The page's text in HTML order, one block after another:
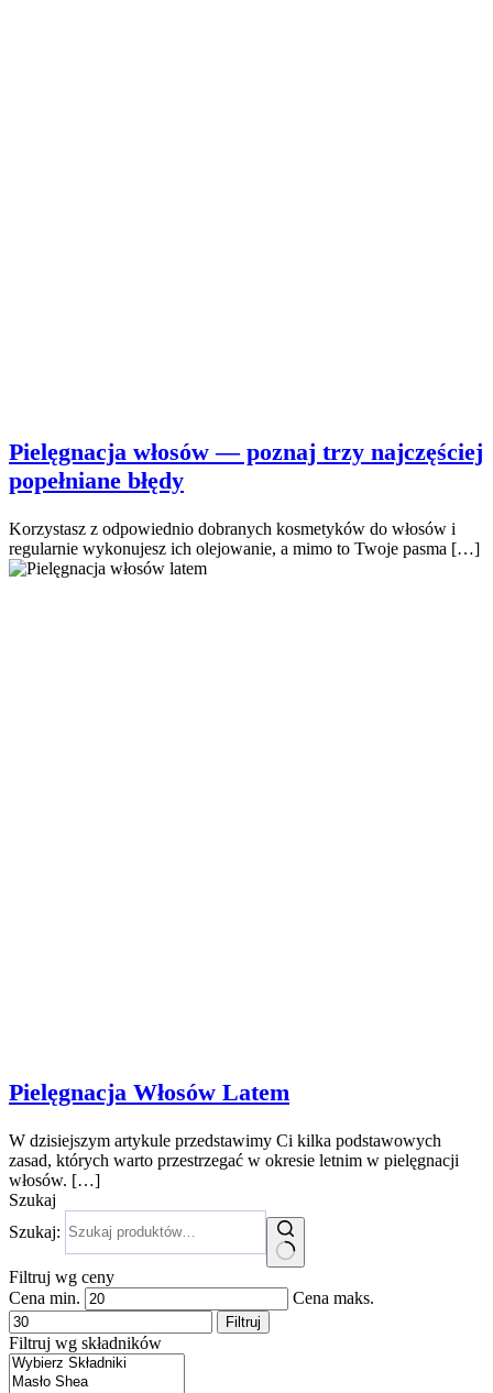
Pielęgnacja włosów — poznaj trzy najczęściej
popełniane błędy
Korzystasz z odpowiednio dobranych kosmetyków do włosów i
regularnie wykonujesz ich olejowanie, a mimo to Twoje pasma […]
Pielęgnacja Włosów Latem
W dzisiejszym artykule przedstawimy Ci kilka podstawowych
zasad, których warto przestrzegać w okresie letnim w pielęgnacji
włosów. […]
Szukaj
Szukaj:
Filtruj wg ceny
Cena min.
Cena maks.
Filtruj
Filtruj wg składników